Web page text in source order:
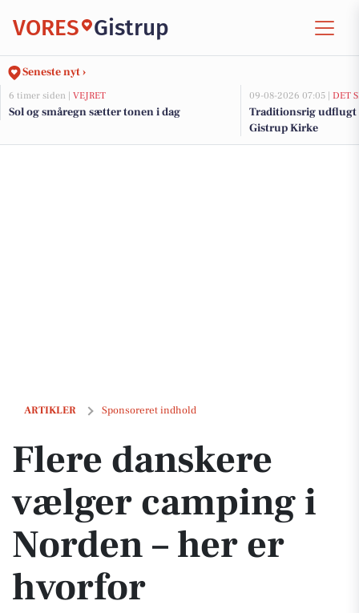
VORES Gistrup
Seneste nyt ›
6 timer siden | VEJRET
Sol og småregn sætter tonen i dag
09-08-2026 07:05 | DET
Traditionsrig udflugt
Gistrup Kirke
ARTIKLER Sponsoreret indhold
Flere danskere vælger camping i Norden – her er hvorfor
Flere danskere
vælger camping i
Norden – her er
hvorfor